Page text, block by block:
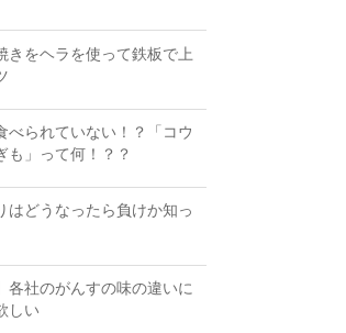
きをヘラを使って鉄板で上
べられていない！？「コウ
も」って何！？？
はどうなったら負けか知っ
各社のがんすの味の違いに
しい